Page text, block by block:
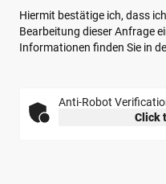
Hiermit bestätige ich, dass
Bearbeitung dieser Anfrage
Informationen finden Sie in
Anti-Robot
Click